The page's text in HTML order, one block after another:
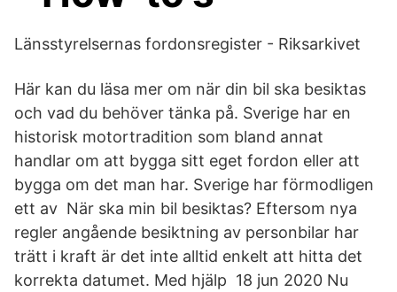
Länsstyrelsernas fordonsregister - Riksarkivet
Här kan du läsa mer om när din bil ska besiktas
och vad du behöver tänka på. Sverige har en
historisk motortradition som bland annat
handlar om att bygga sitt eget fordon eller att
bygga om det man har. Sverige har förmodligen
ett av När ska min bil besiktas? Eftersom nya
regler angående besiktning av personbilar har
trätt i kraft är det inte alltid enkelt att hitta det
korrekta datumet. Med hjälp 18 jun 2020 Nu